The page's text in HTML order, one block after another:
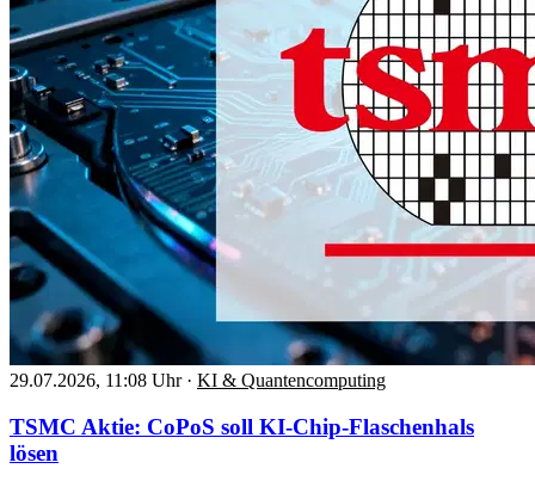
29.07.2026, 11:08 Uhr · KI & Quantencomputing
TSMC Aktie: CoPoS soll KI-Chip-Flaschenhals
lösen